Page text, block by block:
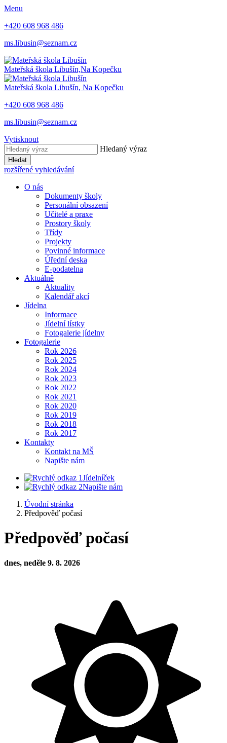
Menu
+420 608 968 486
ms.libusin@seznam.cz
Mateřská škola Libušín,Na Kopečku
Mateřská škola Libušín, Na Kopečku
+420 608 968 486
ms.libusin@seznam.cz
Vytisknout
Hledaný výraz
Hledat
rozšířené vyhledávání
O nás
Dokumenty školy
Personální obsazení
Učitelé a praxe
Prostory školy
Třídy
Projekty
Povinné informace
Úřední deska
E-podatelna
Aktuálně
Aktuality
Kalendář akcí
Jídelna
Informace
Jídelní lístky
Fotogalerie jídelny
Fotogalerie
Rok 2026
Rok 2025
Rok 2024
Rok 2023
Rok 2022
Rok 2021
Rok 2020
Rok 2019
Rok 2018
Rok 2017
Kontakty
Kontakt na MŠ
Napište nám
Jídelníček
Napište nám
Úvodní stránka
Předpověď počasí
Předpověď počasí
dnes, neděle 9. 8. 2026